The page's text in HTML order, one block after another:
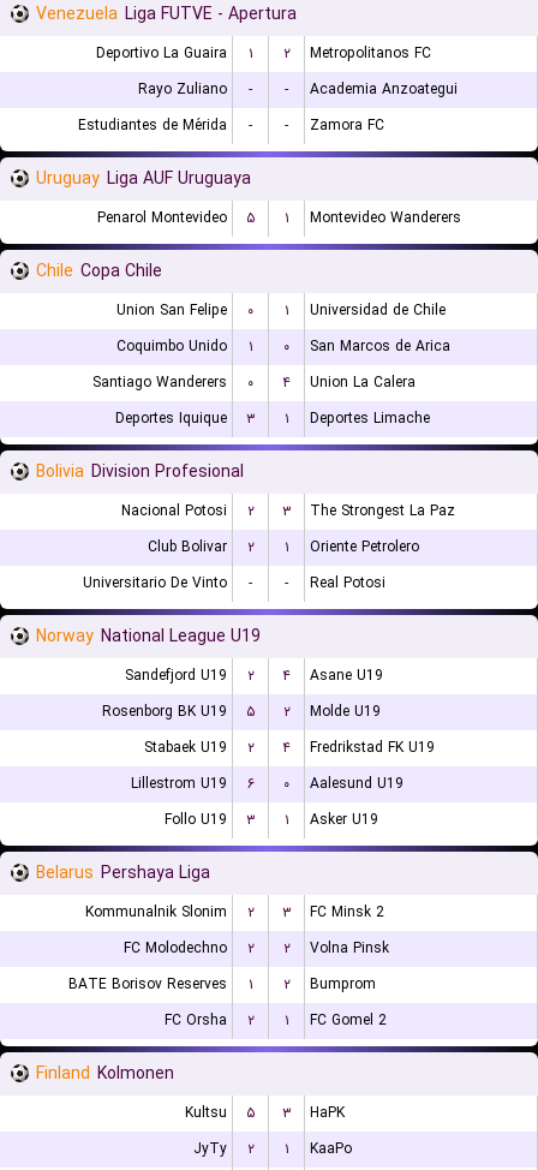
Venezuela Liga FUTVE - Apertura
Deportivo La Guaira ۱ ۲
Metropolitanos FC
Rayo Zuliano
- -
Academia Anzoategui
Estudiantes de Mérida
- - Zamora FC
Uruguay Liga AUF Uruguaya
Penarol Montevideo ۵ ۱ Montevideo Wanderers
Chile Copa Chile
Union San Felipe ۰ ۱
Universidad de Chile
Coquimbo Unido
۱ ۰
San Marcos de Arica
Santiago Wanderers
۰ ۴
Union La Calera
Deportes Iquique
۳ ۱ Deportes Limache
Bolivia Division Profesional
Nacional Potosi ۲ ۳
The Strongest La Paz
Club Bolivar
۲ ۱
Oriente Petrolero
Universitario De Vinto
- - Real Potosi
Norway National League U19
Sandefjord U19 ۲ ۴
Asane U19
Rosenborg BK U19
۵ ۲
Molde U19
Stabaek U19
۲ ۴
Fredrikstad FK U19
Lillestrom U19
۶ ۰
Aalesund U19
Follo U19
۳ ۱ Asker U19
Belarus Pershaya Liga
Kommunalnik Slonim ۲ ۳
FC Minsk 2
FC Molodechno
۲ ۲
Volna Pinsk
BATE Borisov Reserves
۱ ۲
Bumprom
FC Orsha
۲ ۱ FC Gomel 2
Finland Kolmonen
Kultsu ۵ ۳
HaPK
JyTy
۲ ۱
KaaPo